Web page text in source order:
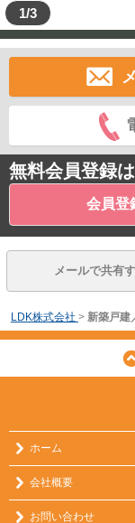
1/3
無料会員登録
会員登
メールで共有
LDK株式会社 > 新築戸建
ホーム
会社概要
お問い合わせ